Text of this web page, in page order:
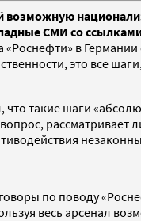
возможную
СМИ со
в
это все
такие шаги
рассматривает
по поводу
весь арсенал